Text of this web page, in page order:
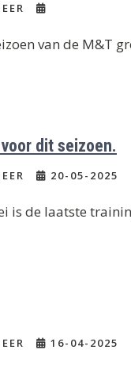
van de M&T
dit seizoen.
20-05-2025
is de laatste
16-04-2025